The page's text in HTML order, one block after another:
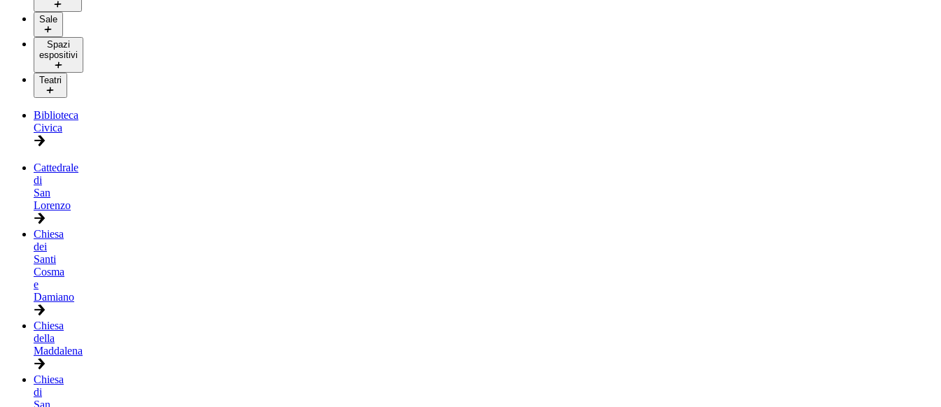
Sale
Spazi
espositivi
Teatri
Biblioteca
Civica
Cattedrale
di
San
Lorenzo
Chiesa
dei
Santi
Cosma
e
Damiano
Chiesa
della
Maddalena
Chiesa
di
San